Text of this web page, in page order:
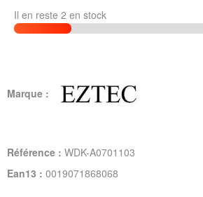
Il en reste 2 en stock
Marque :
Référence : WDK-A0701103
Ean13 : 0019071868068